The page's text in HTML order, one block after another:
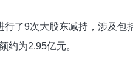
行了9次大股东减持，涉及
约为2.95亿元。